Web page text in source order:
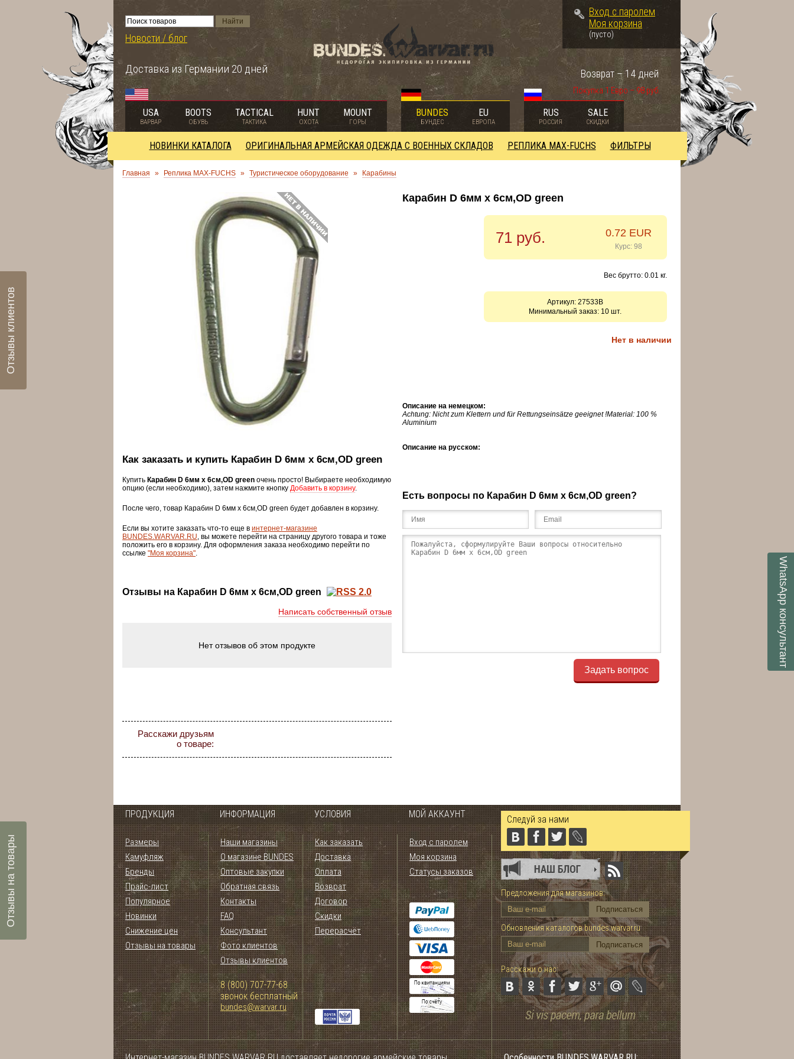
Новости / блог
Доставка из Германии 20 дней
Вход с паролем
Моя корзина
(пусто)
Покупка 1 Евро – 98 руб.
Возврат – 14 дней
USA
ВАРВАР
BOOTS
ОБУВЬ
TACTICAL
ТАКТИКА
HUNT
ОХОТА
MOUNT
ГОРЫ
BUNDES
БУНДЕС
EU
ЕВРОПА
RUS
РОССИЯ
SALE
СКИДКИ
НОВИНКИ КАТАЛОГА ОРИГИНАЛЬНАЯ АРМЕЙСКАЯ ОДЕЖДА С ВОЕННЫХ СКЛАДОВ РЕПЛИКА MAX-FUCHS ФИЛЬТРЫ
Главная » Реплика MAX-FUCHS » Туристическое оборудование » Карабины
Как заказать и купить Карабин D 6мм x 6см,OD green
Купить Карабин D 6мм x 6см,OD green очень просто! Выбираете необходимую
опцию (если необходимо), затем нажмите кнопку Добавить в корзину.
После чего, товар Карабин D 6мм x 6см,OD green будет добавлен в корзину.
Если вы хотите заказать что-то еще в интернет-магазине
BUNDES.WARVAR.RU, вы можете перейти на страницу другого товара и тоже
положить его в корзину. Для оформления заказа необходимо перейти по
ссылке "Моя корзина".
Отзывы на Карабин D 6мм x 6см,OD green
Написать собственный отзыв
Нет отзывов об этом продукте
Расскажи друзьям
о товаре:
Карабин D 6мм x 6см,OD green
71 руб. 0.72 EUR
Курс: 98
Вес брутто: 0.01 кг.
Артикул: 27533B
Минимальный заказ: 10 шт.
Нет в наличии
Описание на немецком:
Achtung: Nicht zum Klettern und für Rettungseinsätze geeignet !Material: 100 %
Aluminium
Описание на русском:
Есть вопросы по Карабин D 6мм x 6см,OD green?
Задать вопрос
ПРОДУКЦИЯ ИНФОРМАЦИЯ УСЛОВИЯ МОЙ АККАУНТ
Размеры
Камуфляж
Бренды
Прайс-лист
Популярное
Новинки
Снижение цен
Отзывы на товары
Наши магазины
О магазине BUNDES
Оптовые закупки
Обратная связь
Контакты
FAQ
Консультант
Фото клиентов
Отзывы клиентов
8 (800) 707-77-68
звонок бесплатный
bundes@warvar.ru
Как заказать
Доставка
Оплата
Возврат
Договор
Скидки
Перерасчёт
Вход с паролем
Моя корзина
Статусы заказов
Следуй за нами
Предложения для магазинов:
Обновления каталогов bundes.warvar.ru
Расскажи о нас:
WhatsApp
консультант
Отзывы клиентов
Отзывы на товары